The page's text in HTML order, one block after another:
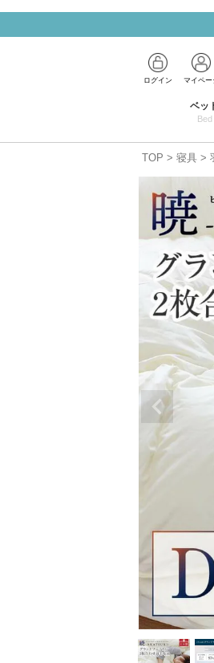
ログイン マイペー
ベッ
Bed
TOP 寝具